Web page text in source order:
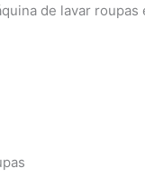
de lavar roupas